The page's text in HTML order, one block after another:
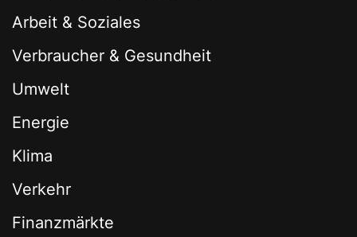
Arbeit & Soziales
Verbraucher & Gesundheit
Umwelt
Energie
Klima
Verkehr
Finanzmärkte